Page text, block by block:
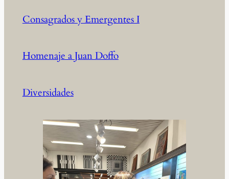
Consagrados y Emergentes I
Homenaje a Juan Doffo
Diversidades